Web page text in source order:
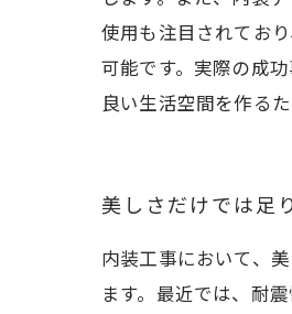
使用も注目されてお
可能です。実際の成
良い生活空間を作る
美しさだけでは足
内装工事において、
ます。最近では、耐